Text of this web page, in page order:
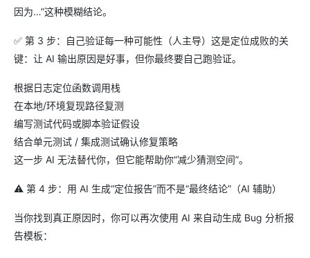
因为…”这种模糊结论。
✅ 第 3 步：自己验证每一种可能性（人主导）这是定位成败的关
键：让 AI 输出原因是好事，但你最终要自己跑验证。
根据日志定位函数调用栈
在本地/环境复现路径复测
编写测试代码或脚本验证假设
结合单元测试 / 集成测试确认修复策略
这一步 AI 无法替代你，但它能帮助你“减少猜测空间”。
⚠ 第 4 步：用 AI 生成“定位报告”而不是“最终结论”（AI 辅助）
当你找到真正原因时，你可以再次使用 AI 来自动生成 Bug 分析报
告模板：